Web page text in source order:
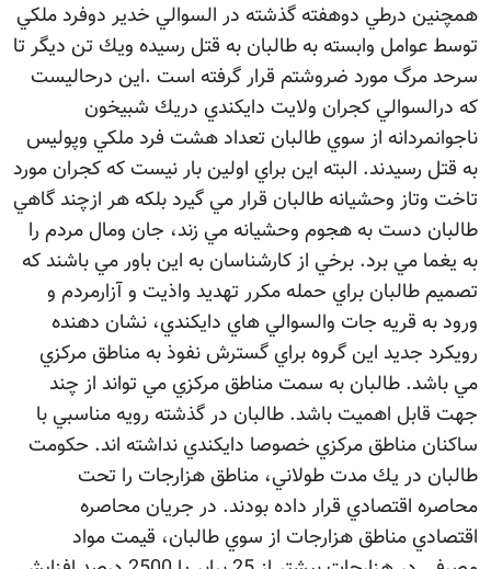
همچنين درطي دوهفته گذشته در السوالي خدير دوفرد ملكي
توسط عوامل وابسته به طالبان به قتل رسيده ويك تن ديگر تا
سرحد مرگ مورد ضروشتم قرار گرفته است .اين درحاليست
كه درالسوالي كجران ولايت دايكندي دريك شبیخون
ناجوانمردانه از سوي طالبان تعداد هشت فرد ملكي وپوليس
به قتل رسيدند. البته اين براي اولين بار نيست كه كجران مورد
تاخت وتاز وحشيانه طالبان قرار مي گيرد بلكه هر ازچند گاهي
طالبان دست به هجوم وحشيانه مي زند، جان ومال مردم را
به يغما مي برد. برخي از كارشناسان به اين باور مي باشند كه
تصميم طالبان براي حمله مكرر تهديد واذيت و آزارمردم و
ورود به قريه جات والسوالي هاي دايكندي، نشان دهنده
رويكرد جديد اين گروه براي گسترش نفوذ به مناطق مركزي
مي باشد. طالبان به سمت مناطق مركزي مي تواند از چند
جهت قابل اهميت باشد. طالبان در گذشته رويه مناسبي با
ساكنان مناطق مركزي خصوصا دايكندي نداشته اند. حكومت
طالبان در يك مدت طولاني، مناطق هزارجات را تحت
محاصره اقتصادي قرار داده بودند. در جريان محاصره
اقتصادي مناطق هزارجات از سوي طالبان، قيمت مواد